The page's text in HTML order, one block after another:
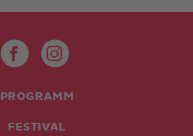
PROGRAMM
FESTIVAL